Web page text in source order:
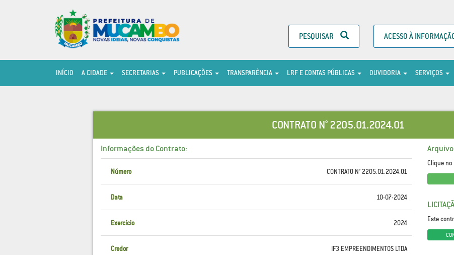
PESQUISAR ACESSO À
INÍCIO A CIDADE SECRETARIAS PUBLICAÇÕES TRANSPARÊNCIA LRF E CONTAS PÚBLICAS OUVIDORIA SERVIÇOS
CONTRATO N° 2205.01.2024.01
Informações do Contrato:
Número CONTRATO N° 2205.01.2024.01
Data 10-07-2024
Exercício 2024
Credor IF3 EMPREENDIMENTOS LTDA
Clique no
Este